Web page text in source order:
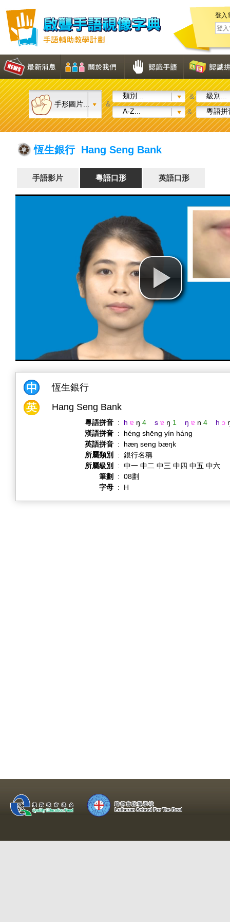
登入
手形圖片... &
類別... &
級別...
A-Z...
& 粵語拼
恆生銀行 Hang Seng Bank
手語影片 粵語口形 英語口形
恆生銀行
Hang Seng Bank
粵語拼音 : h ɐ ŋ 4 s ɐ ŋ 1 ŋ ɐ n 4 h ɔ
漢語拼音 :
héng shēng yín háng
英語拼音 :
hæŋ seng bæŋk
所屬類別
: 銀行名稱
所屬級別
: 中一 中二 中三 中四 中五 中六
筆劃
: 08劃
字母 : H